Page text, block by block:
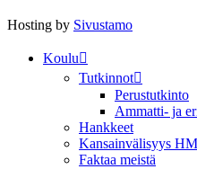
Hosting by Sivustamo
Koulu
Tutkinnot
Perustutkinto
Ammatti- ja
Hankkeet
Kansainvälisyys
Faktaa meistä